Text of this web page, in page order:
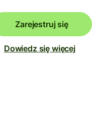
Zarejestruj się
Dowiedz się więcej